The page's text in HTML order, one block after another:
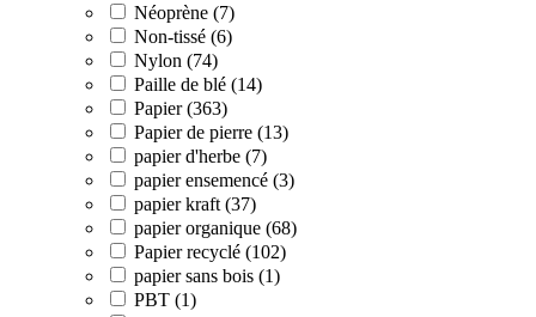
Néoprène (7)
Non-tissé (6)
Nylon (74)
Paille de blé (14)
Papier (363)
Papier de pierre (13)
papier d'herbe (7)
papier ensemencé (3)
papier kraft (37)
papier organique (68)
Papier recyclé (102)
papier sans bois (1)
PBT (1)